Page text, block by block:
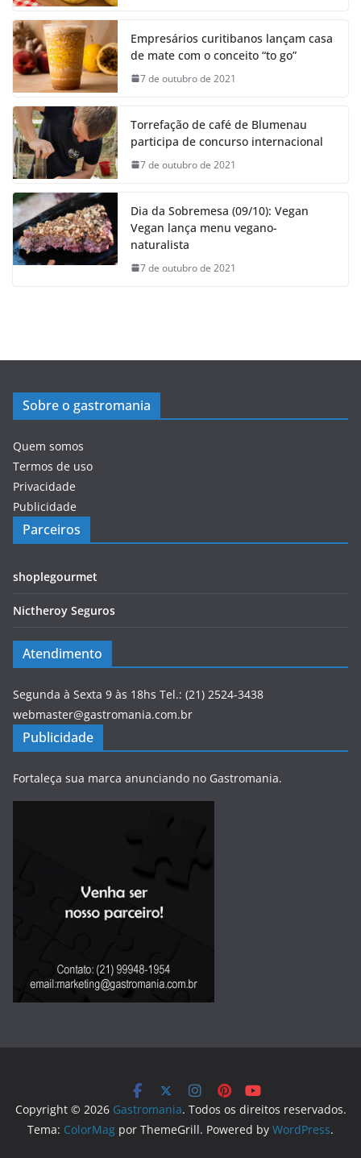
Empresários curitibanos lançam casa
de mate com o conceito “to go”
7 de outubro de 2021
Torrefação de café de Blumenau
participa de concurso internacional
7 de outubro de 2021
Dia da Sobremesa (09/10): Vegan
Vegan lança menu vegano-
naturalista
7 de outubro de 2021
Sobre o gastromania
Quem somos
Termos de uso
Privacidade
Publicidade
Parceiros
shoplegourmet
Nictheroy Seguros
Atendimento
Segunda à Sexta 9 às 18hs Tel.: (21) 2524-3438
webmaster@gastromania.com.br
Publicidade
Fortaleça sua marca anunciando no Gastromania.
Copyright © 2026 Gastromania. Todos os direitos reservados.
Tema: ColorMag por ThemeGrill. Powered by WordPress.